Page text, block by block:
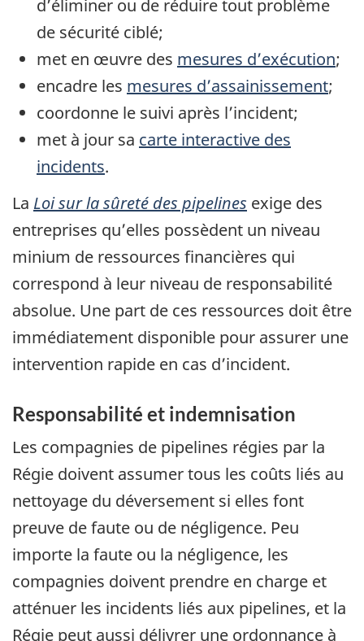
d’éliminer ou de réduire tout problème
de sécurité ciblé;
met en œuvre des mesures d’exécution;
encadre les mesures d’assainissement;
coordonne le suivi après l’incident;
met à jour sa carte interactive des
incidents.
La Loi sur la sûreté des pipelines exige des
entreprises qu’elles possèdent un niveau
minium de ressources financières qui
correspond à leur niveau de responsabilité
absolue. Une part de ces ressources doit être
immédiatement disponible pour assurer une
intervention rapide en cas d’incident.
Responsabilité et indemnisation
Les compagnies de pipelines régies par la
Régie doivent assumer tous les coûts liés au
nettoyage du déversement si elles font
preuve de faute ou de négligence. Peu
importe la faute ou la négligence, les
compagnies doivent prendre en charge et
atténuer les incidents liés aux pipelines, et la
Régie peut aussi délivrer une ordonnance à